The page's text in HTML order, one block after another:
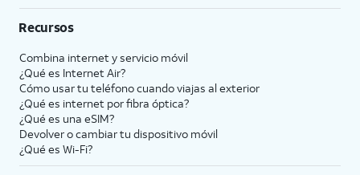
Recursos
Combina internet y servicio móvil
¿Qué es Internet Air?
Cómo usar tu teléfono cuando viajas al exterior
¿Qué es internet por fibra óptica?
¿Qué es una eSIM?
Devolver o cambiar tu dispositivo móvil
¿Qué es Wi-Fi?